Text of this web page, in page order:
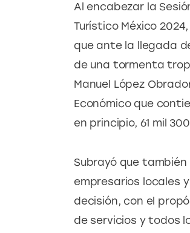
Al encabezar la
Turístico México
que ante la llegada
de una tormenta
Manuel López
Económico que
en principio, 61 mil
Subrayó que
empresarios locales
decisión, con el
de servicios y todos